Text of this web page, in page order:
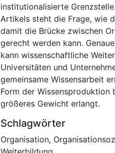
institutionalisierte
Artikels steht die Frage, wie
damit die Brücke zwischen
gerecht werden kann.
kann wissenschaftliche
Universitäten und
gemeinsame Wissensarbeit
Form der Wissensproduktion
größeres Gewicht erlangt.
Schlagwörter
Organisation,